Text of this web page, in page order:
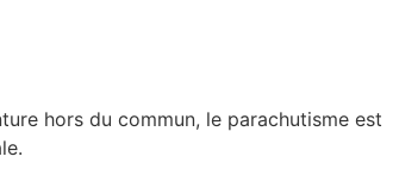
hors du commun, le parachutisme est